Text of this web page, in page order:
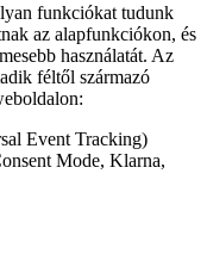
funkciókat tudunk
az alapfunkciókon, és
használatát. Az
féltől származó
Event Tracking)
Mode, Klarna,